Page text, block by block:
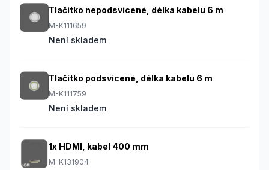
Tlačítko nepodsvícené, délka kabelu 6 m
M-K111659
Není skladem
Tlačítko podsvícené, délka kabelu 6 m
M-K111759
Není skladem
1x HDMI, kabel 400 mm
M-K131904